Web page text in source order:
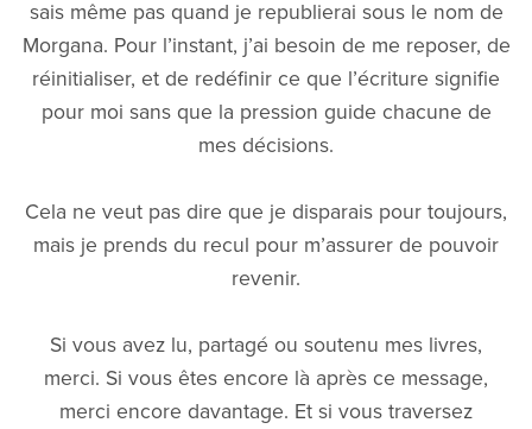
sais même pas quand je republierai sous le nom de
Morgana. Pour l’instant, j’ai besoin de me reposer, de
réinitialiser, et de redéfinir ce que l’écriture signifie
pour moi sans que la pression guide chacune de
mes décisions.
Cela ne veut pas dire que je disparais pour toujours,
mais je prends du recul pour m’assurer de pouvoir
revenir.
Si vous avez lu, partagé ou soutenu mes livres,
merci. Si vous êtes encore là après ce message,
merci encore davantage. Et si vous traversez